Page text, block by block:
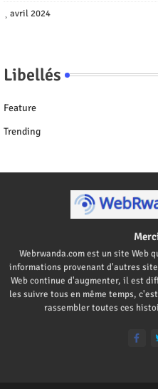
avril 2024
Libellés
Feature
Trending
Webrwanda.com est un site Web
informations provenant d'autres
Web continue d'augmenter, il est
les suivre tous en même temps,
rassembler toutes ces